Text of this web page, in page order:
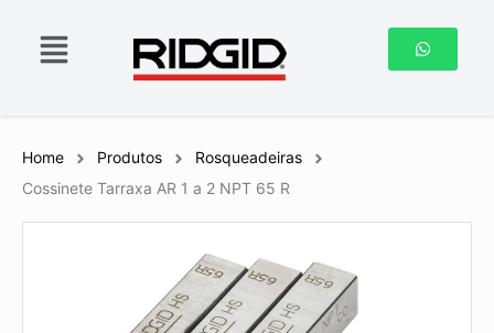
Home Produtos
Rosqueadeiras
Cossinete Tarraxa AR 1 a 2 NPT 65 R